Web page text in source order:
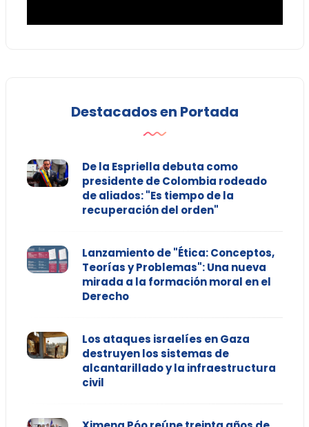
Destacados en Portada
De la Espriella debuta como
presidente de Colombia rodeado
de aliados: "Es tiempo de la
recuperación del orden"
Lanzamiento de "Ética: Conceptos,
Teorías y Problemas": Una nueva
mirada a la formación moral en el
Derecho
Los ataques israelíes en Gaza
destruyen los sistemas de
alcantarillado y la infraestructura
civil